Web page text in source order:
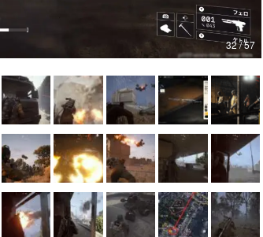
32 / 57